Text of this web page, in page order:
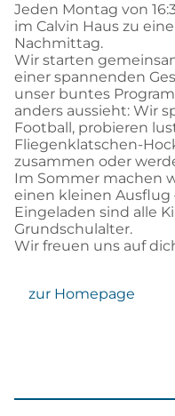
Jeden Montag von
im Calvin Haus zu
Nachmittag.
Wir starten
einer spannenden
unser buntes
anders aussieht: Wir
Football, probieren
Fliegenklatschen-
zusammen oder
Im Sommer machen
einen kleinen Ausflug
Eingeladen sind alle
Grundschulalter.
Wir freuen uns auf
zur Homepage